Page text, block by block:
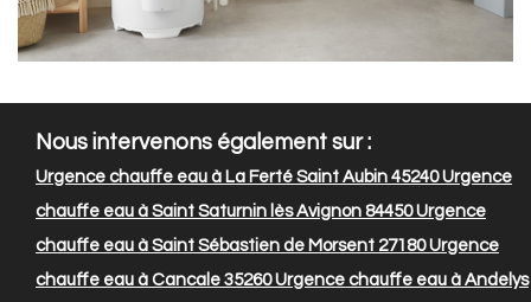
Nous intervenons également sur :
Urgence chauffe eau à La Ferté Saint Aubin 45240Urgence
chauffe eau à Saint Saturnin lès Avignon 84450Urgence
chauffe eau à Saint Sébastien de Morsent 27180Urgence
chauffe eau à Cancale 35260Urgence chauffe eau à Andelys